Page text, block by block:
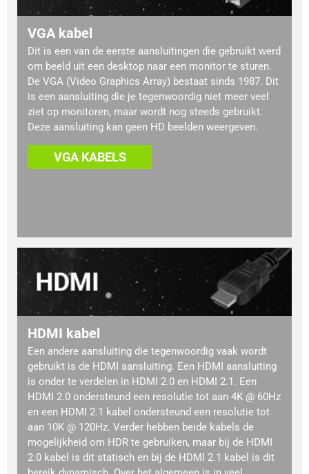
VGA kabel
Dit is een van de eerste aansluitingen die gebruikt werd
om beeld uit een desktop naar een monitor te sturen.
De VGA (Video Graphics Array) bestaat sinds 1987. Dit
is een aansluiting die je tegenwoordig niet meer veel
ziet op monitoren, maar wordt nog steeds gebruikt.
Deze aansluiting kan geen HD beelden weergeven.
VGA KABELS
HDMI kabel
Een andere aansluiting die tegenwoordig vaak wordt
gebruikt is de HDMI aansluiting. Een HDMI aansluiting
is onder te verdelen in HDMI 2.0 en HDMI 2.1. Een
HDMI 2.0 ondersteund een resolutie tot aan 4K @ 60Hz
en een HDMI 2.1 kabel ondersteund een resolutie tot
aan 10K @ 120Hz. Verder hebben beide kabels de
mogelijkheid om HDR te gebruiken, maar bij de HDMI
2.0 kabel is dit statisch en bij de HDMI 2.1 kabel is dit